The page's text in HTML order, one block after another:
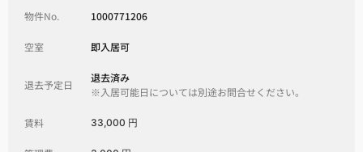
物件No. 1000771206
空室 即入居可
退去予定日
退去済み
※入居可能日については別途お問合せください。
賃料 33,000 円